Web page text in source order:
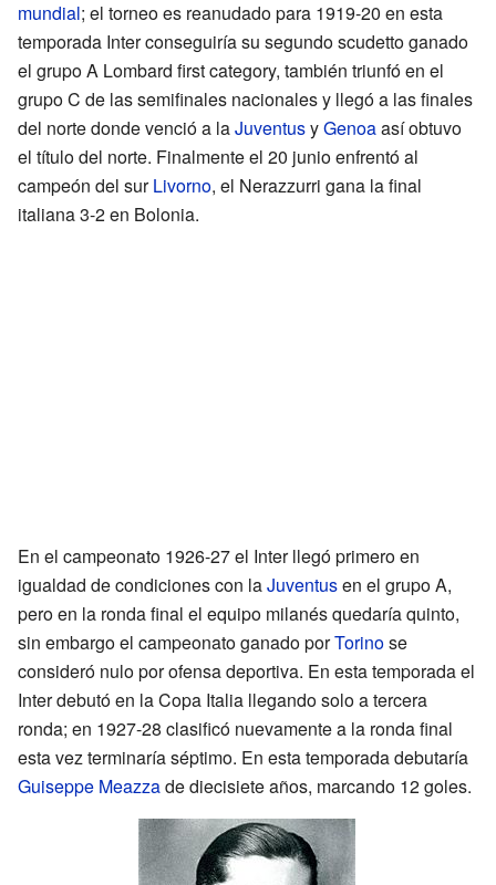
mundial; el torneo es reanudado para 1919-20 en esta
temporada Inter conseguiría su segundo scudetto ganado
el grupo A Lombard first category, también triunfó en el
grupo C de las semifinales nacionales y llegó a las finales
del norte donde venció a laJuventusyGenoaasí obtuvo
el título del norte. Finalmente el 20 junio enfrentó al
campeón del surLivorno, el Nerazzurri gana la final
italiana 3-2 en Bolonia.
En el campeonato 1926-27 el Inter llegó primero en
igualdad de condiciones con laJuventusen el grupo A,
pero en la ronda final el equipo milanés quedaría quinto,
sin embargo el campeonato ganado porTorinose
consideró nulo por ofensa deportiva. En esta temporada el
Inter debutó en la Copa Italia llegando solo a tercera
ronda; en 1927-28 clasificó nuevamente a la ronda final
esta vez terminaría séptimo. En esta temporada debutaría
Guiseppe Meazzade diecisiete años, marcando 12 goles.